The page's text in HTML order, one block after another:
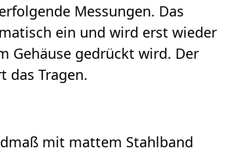
Messungen. Das
ein und wird erst wieder
Gehäuse gedrückt wird. Der
das Tragen.
mit mattem Stahlband